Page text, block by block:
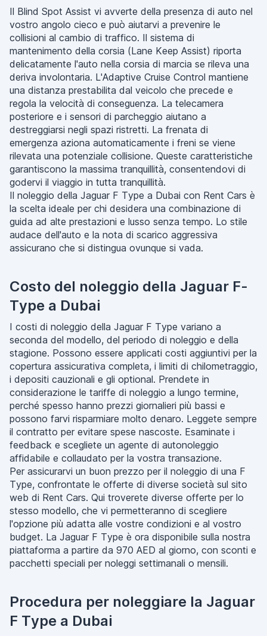
Il Blind Spot Assist vi avverte della presenza di auto nel
vostro angolo cieco e può aiutarvi a prevenire le
collisioni al cambio di traffico. Il sistema di
mantenimento della corsia (Lane Keep Assist) riporta
delicatamente l'auto nella corsia di marcia se rileva una
deriva involontaria. L'Adaptive Cruise Control mantiene
una distanza prestabilita dal veicolo che precede e
regola la velocità di conseguenza. La telecamera
posteriore e i sensori di parcheggio aiutano a
destreggiarsi negli spazi ristretti. La frenata di
emergenza aziona automaticamente i freni se viene
rilevata una potenziale collisione. Queste caratteristiche
garantiscono la massima tranquillità, consentendovi di
godervi il viaggio in tutta tranquillità.
Il noleggio della Jaguar F Type a Dubai con Rent Cars è
la scelta ideale per chi desidera una combinazione di
guida ad alte prestazioni e lusso senza tempo. Lo stile
audace dell'auto e la nota di scarico aggressiva
assicurano che si distingua ovunque si vada.
Costo del noleggio della Jaguar F-
Type a Dubai
I costi di noleggio della Jaguar F Type variano a
seconda del modello, del periodo di noleggio e della
stagione. Possono essere applicati costi aggiuntivi per la
copertura assicurativa completa, i limiti di chilometraggio,
i depositi cauzionali e gli optional. Prendete in
considerazione le tariffe di noleggio a lungo termine,
perché spesso hanno prezzi giornalieri più bassi e
possono farvi risparmiare molto denaro. Leggete sempre
il contratto per evitare spese nascoste. Esaminate i
feedback e scegliete un agente di autonoleggio
affidabile e collaudato per la vostra transazione.
Per assicurarvi un buon prezzo per il noleggio di una F
Type, confrontate le offerte di diverse società sul sito
web di Rent Cars. Qui troverete diverse offerte per lo
stesso modello, che vi permetteranno di scegliere
l'opzione più adatta alle vostre condizioni e al vostro
budget. La Jaguar F Type è ora disponibile sulla nostra
piattaforma a partire da 970 AED al giorno, con sconti e
pacchetti speciali per noleggi settimanali o mensili.
Procedura per noleggiare la Jaguar
F Type a Dubai